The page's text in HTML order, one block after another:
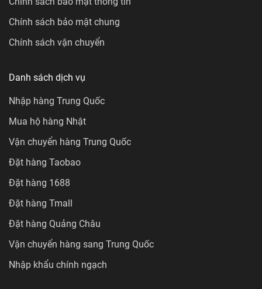
Chính sách bảo mật chung
Chính sách vận chuyển
Danh sách dịch vụ
Nhập hàng Trung Quốc
Mua hộ hàng Nhật
Vận chuyển hàng Trung Quốc
Đặt hàng Taobao
Đặt hàng 1688
Đặt hàng Tmall
Đặt hàng Quảng Châu
Vận chuyển hàng sang Trung Quốc
Nhập khẩu chính ngạch